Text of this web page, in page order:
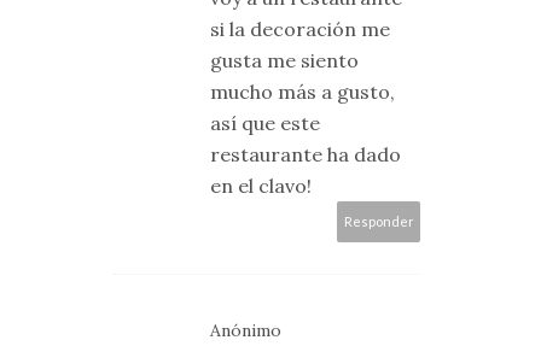
si la decoración me
gusta me siento
mucho más a gusto,
así que este
restaurante ha dado
en el clavo!
Responder
Anónimo